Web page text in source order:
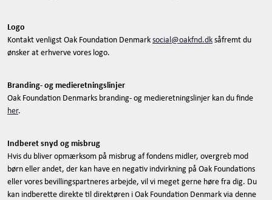
Logo
Kontakt venligst Oak Foundation Denmarksocial@oakfnd.dksåfremt du
ønsker at erhverve vores logo.
Branding- og medieretningslinjer
Oak Foundation Denmarks branding- og medieretningslinjer kan du finde
her.
Indberet snyd og misbrug
Hvis du bliver opmærksom på misbrug af fondens midler, overgreb mod
børn eller andet, der kan have en negativ indvirkning på Oak Foundations
eller vores bevillingspartneres arbejde, vil vi meget gerne høre fra dig. Du
kan indberette direkte til direktøren i Oak Foundation Denmark via denne